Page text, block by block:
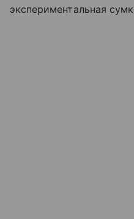
экспериментальная